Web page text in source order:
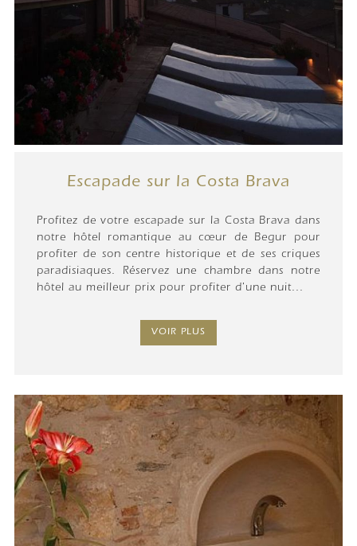
Escapade sur la Costa Brava
Profitez de votre escapade sur la Costa Brava dans
notre hôtel romantique au cœur de Begur pour
profiter de son centre historique et de ses criques
paradisiaques. Réservez une chambre dans notre
hôtel au meilleur prix pour profiter d'une nuit...
VOIR PLUS